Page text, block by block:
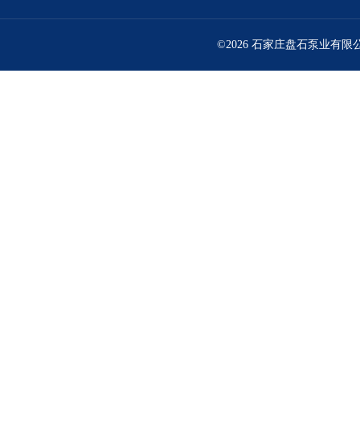
©2026 石家庄盘石泵业有限